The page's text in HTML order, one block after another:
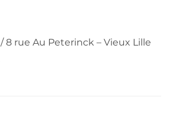
/ 8 rue Au Peterinck – Vieux Lille